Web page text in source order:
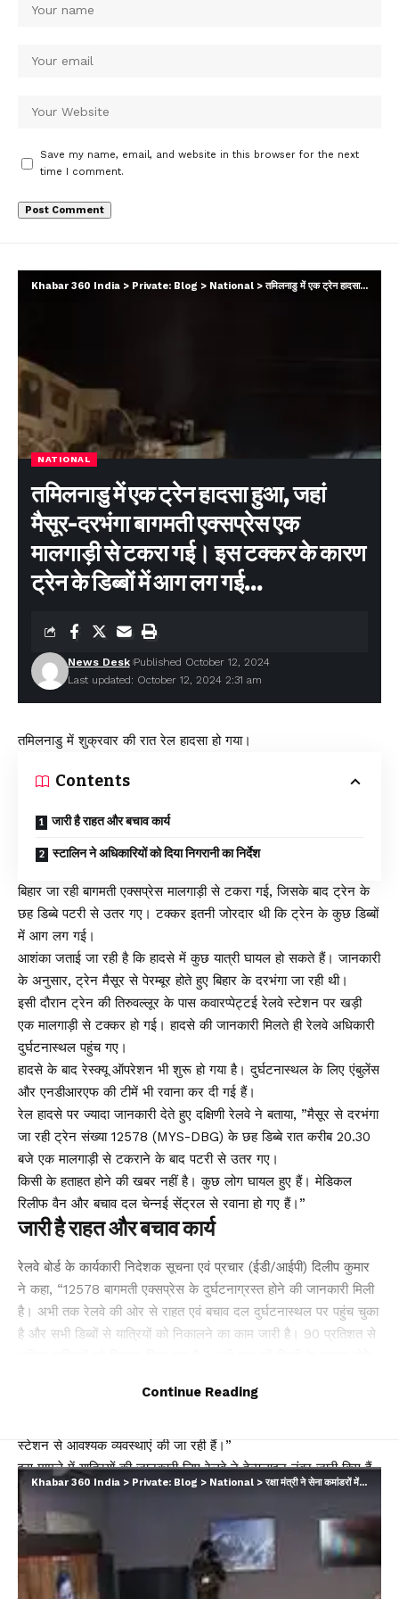
Save my name, email, and website in this browser for the next
time I comment.
Khabar 360 India > Private: Blog > National >तमिलनाडु में एक ट्रेन हादसा हुआ, जहां मैसूर-दरभंगा बागमती एक्सप्रेस एक मालगाड़ी से टकरा गई। इस टक्कर के कारण ट्रेन के डिब्बों में आग लग गई…
NATIONAL
तमिलनाडु में एक ट्रेन हादसा हुआ, जहां
मैसूर-दरभंगा बागमती एक्सप्रेस एक
मालगाड़ी से टकरा गई। इस टक्कर के कारण
ट्रेन के डिब्बों में आग लग गई…
Last updated: October 12, 2024 2:31 am
News Desk Published October 12, 2024
तमिलनाडु में शुक्रवार की रात रेल हादसा हो गया।
Contents
जारी है राहत और बचाव कार्य
स्टालिन ने अधिकारियों को दिया निगरानी का निर्देश
बिहार जा रही बागमती एक्सप्रेस मालगाड़ी से टकरा गई, जिसके बाद ट्रेन के
छह डिब्बे पटरी से उतर गए। टक्कर इतनी जोरदार थी कि ट्रेन के कुछ डिब्बों
में आग लग गई।
आशंका जताई जा रही है कि हादसे में कुछ यात्री घायल हो सकते हैं। जानकारी
के अनुसार, ट्रेन मैसूर से पेरम्बूर होते हुए बिहार के दरभंगा जा रही थी।
इसी दौरान ट्रेन की तिरुवल्लूर के पास कवारप्पेट्टई रेलवे स्टेशन पर खड़ी
एक मालगाड़ी से टक्कर हो गई। हादसे की जानकारी मिलते ही रेलवे अधिकारी
दुर्घटनास्थल पहुंच गए।
हादसे के बाद रेस्क्यू ऑपरेशन भी शुरू हो गया है। दुर्घटनास्थल के लिए एंबुलेंस
और एनडीआरएफ की टीमें भी रवाना कर दी गई हैं।
रेल हादसे पर ज्यादा जानकारी देते हुए दक्षिणी रेलवे ने बताया, ”मैसूर से दरभंगा
जा रही ट्रेन संख्या 12578 (MYS-DBG) के छह डिब्बे रात करीब 20.30
बजे एक मालगाड़ी से टकराने के बाद पटरी से उतर गए।
किसी के हताहत होने की खबर नहीं है। कुछ लोग घायल हुए हैं। मेडिकल
रिलीफ वैन और बचाव दल चेन्नई सेंट्रल से रवाना हो गए हैं।”
जारी है राहत और बचाव कार्य
रेलवे बोर्ड के कार्यकारी निदेशक सूचना एवं प्रचार (ईडी/आईपी) दिलीप कुमार
ने कहा, “12578 बागमती एक्सप्रेस के दुर्घटनाग्रस्त होने की जानकारी मिली
है। अभी तक रेलवे की ओर से राहत एवं बचाव दल दुर्घटनास्थल पर पहुंच चुका
है और सभी डिब्बों से यात्रियों को निकालने का काम जारी है। 90 प्रतिशत से
और डीआरएम सदन चेन्नई डिवीजन दुर्घटनास्थल के लिए रवाना हो चुके हैं।
स्टेशन से आवश्यक व्यवस्थाएं की जा रही हैं।”
इस मामले में यात्रियों की जानकारी लिए रेलवे ने हेल्पलाइन नंबर जारी किए हैं
समस्तीपुर – 06274-232131, 8102918840
दरभंगा – 06272-234131, 8210335395
दानापुर – 9031069105, 9031021352
पं.दीन दयाल उपाध्याय जंक्शन – 7525039558, 8081212134
बरौनी – 8252912043
Continue Reading
Khabar 360 India > Private: Blog > National > रक्षा मंत्री ने सेना कमांडरों में भरा जोश, कहा- देश की सुरक्षा में सेना की महत्वपूर्ण भूमिका